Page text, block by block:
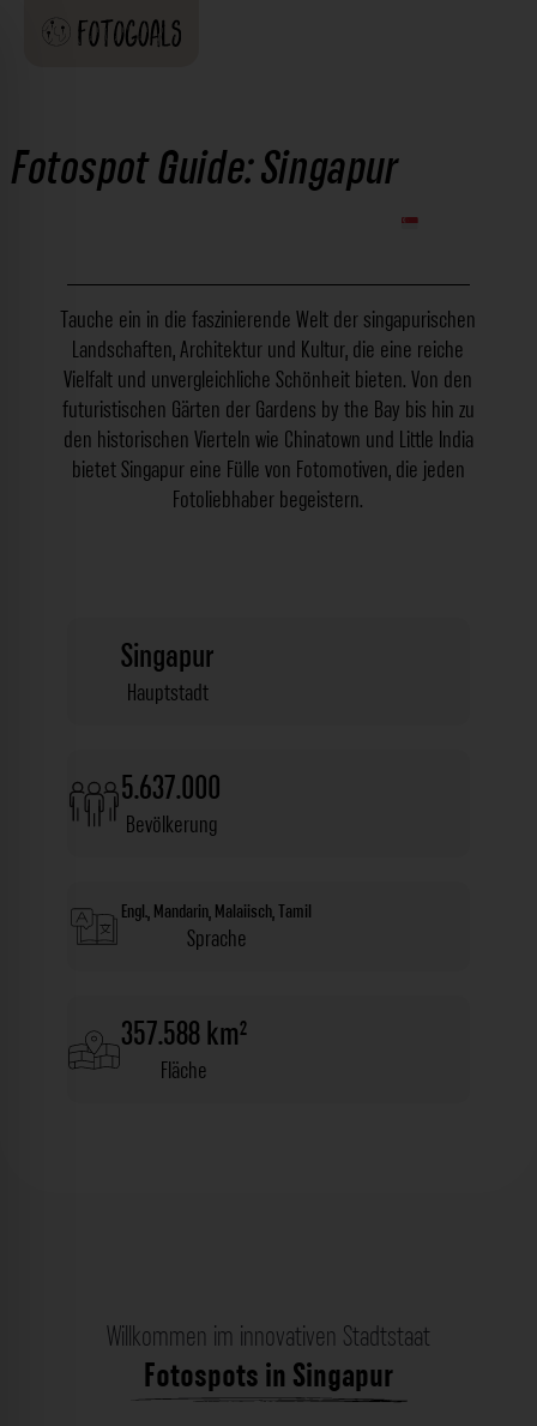
Fotospot Guide: Singapur
Tauche ein in die faszinierende Welt der singapurischen
Landschaften, Architektur und Kultur, die eine reiche
Vielfalt und unvergleichliche Schönheit bieten. Von den
futuristischen Gärten der Gardens by the Bay bis hin zu
den historischen Vierteln wie Chinatown und Little India
bietet Singapur eine Fülle von Fotomotiven, die jeden
Fotoliebhaber begeistern.
Singapur
Hauptstadt
5.637.000
Bevölkerung
Engl., Mandarin, Malaiisch, Tamil
Sprache
357.588 km²
Fläche
Willkommen im innovativen Stadtstaat
Fotospots in Singapur